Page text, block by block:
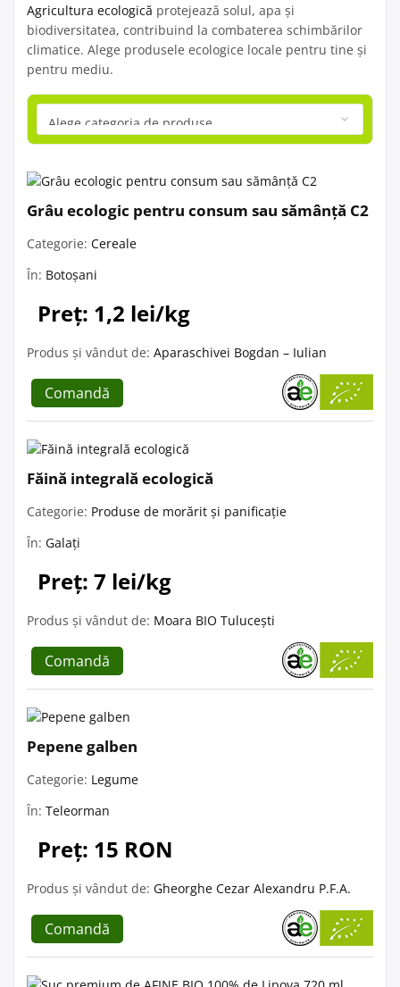
Agricultura ecologică protejează solul, apa și
biodiversitatea, contribuind la combaterea schimbărilor
climatice. Alege produsele ecologice locale pentru tine și
pentru mediu.
Grâu ecologic pentru consum sau sămânță C2
Categorie: Cereale
În: Botoșani
Preț: 1,2 lei/kg
Produs și vândut de: Aparaschivei Bogdan – Iulian
Comandă
Făină integrală ecologică
Categorie: Produse de morărit și panificație
În: Galați
Preț: 7 lei/kg
Produs și vândut de: Moara BIO Tulucești
Comandă
Pepene galben
Categorie: Legume
În: Teleorman
Preț: 15 RON
Produs și vândut de: Gheorghe Cezar Alexandru P.F.A.
Comandă